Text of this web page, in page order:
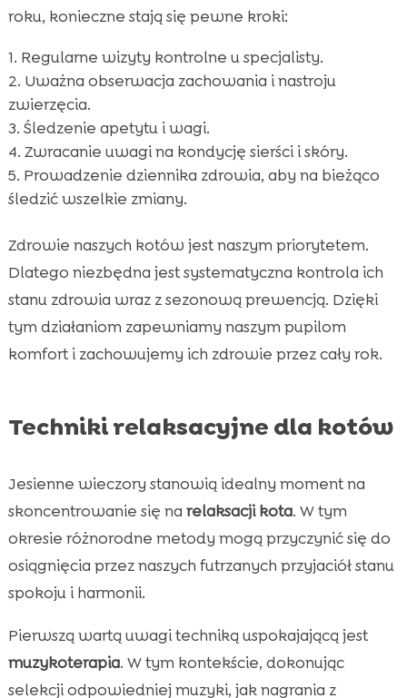
roku, konieczne stają się pewne kroki:
Regularne wizyty kontrolne u specjalisty.
Uważna obserwacja zachowania i nastroju
zwierzęcia.
Śledzenie apetytu i wagi.
Zwracanie uwagi na kondycję sierści i skóry.
Prowadzenie dziennika zdrowia, aby na bieżąco
śledzić wszelkie zmiany.
Zdrowie naszych kotów jest naszym priorytetem.
Dlatego niezbędna jest systematyczna kontrola ich
stanu zdrowia wraz z sezonową prewencją. Dzięki
tym działaniom zapewniamy naszym pupilom
komfort i zachowujemy ich zdrowie przez cały rok.
Techniki relaksacyjne dla kotów
Jesienne wieczory stanowią idealny moment na
skoncentrowanie się na relaksacji kota. W tym
okresie różnorodne metody mogą przyczynić się do
osiągnięcia przez naszych futrzanych przyjaciół stanu
spokoju i harmonii.
Pierwszą wartą uwagi techniką uspokajającą jest
muzykoterapia. W tym kontekście, dokonując
selekcji odpowiedniej muzyki, jak nagrania z